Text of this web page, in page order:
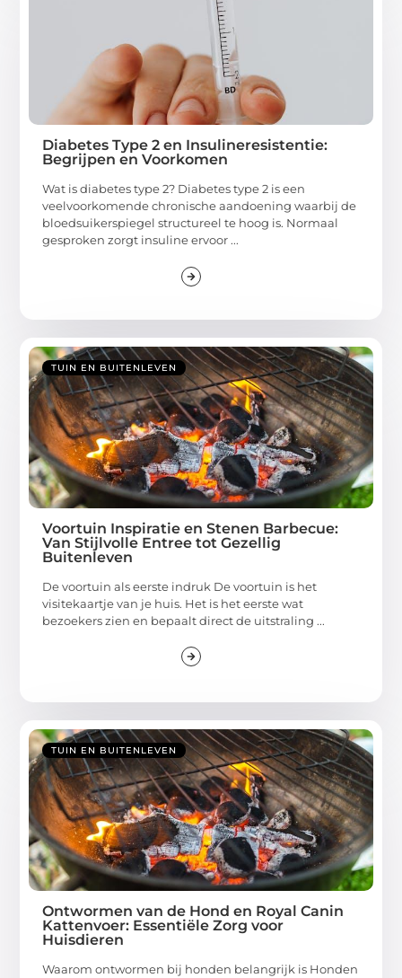
Diabetes Type 2 en Insulineresistentie:
Begrijpen en Voorkomen
Wat is diabetes type 2? Diabetes type 2 is een
veelvoorkomende chronische aandoening waarbij de
bloedsuikerspiegel structureel te hoog is. Normaal
gesproken zorgt insuline ervoor ...
TUIN EN BUITENLEVEN
Voortuin Inspiratie en Stenen Barbecue:
Van Stijlvolle Entree tot Gezellig
Buitenleven
De voortuin als eerste indruk De voortuin is het
visitekaartje van je huis. Het is het eerste wat
bezoekers zien en bepaalt direct de uitstraling ...
TUIN EN BUITENLEVEN
Ontwormen van de Hond en Royal Canin
Kattenvoer: Essentiële Zorg voor
Huisdieren
Waarom ontwormen bij honden belangrijk is Honden